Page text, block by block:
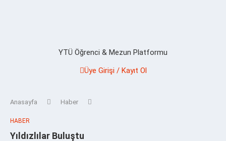
YTÜ Öğrenci & Mezun Platformu
Üye Girişi / Kayıt Ol
Anasayfa Haber
HABER
Yıldızlılar Buluştu